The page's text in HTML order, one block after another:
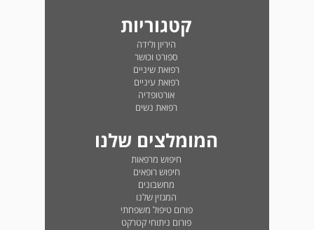
קטגוריות
היריון ולידה
ספורט וכושר
רפואת שיניים
רפואת עיניים
אורטופדיה
רפואת נשים
המומלצים שלנו
חיפוש מרפאות
חיפוש רופאים
מחשבונים
המגזין שלנו
פורום טיפול משפחתי
פורום ניתוחי קטרקט